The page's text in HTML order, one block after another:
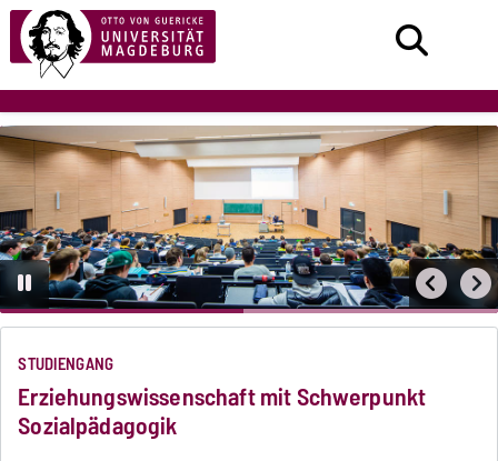
STUDIENGANG
Erziehungswissenschaft mit Schwerpunkt
Sozialpädagogik